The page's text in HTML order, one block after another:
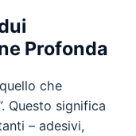
Profonda
che
Questo significa
– adesivi,